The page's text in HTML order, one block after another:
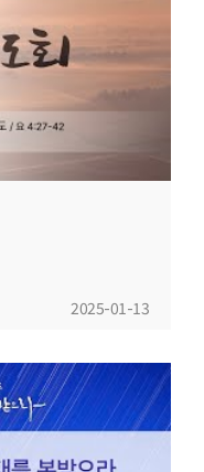
2025-01-13